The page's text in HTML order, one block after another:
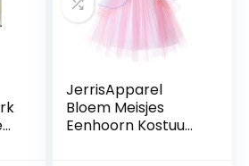
JerrisApparel
Bloem Meisjes
Eenhoorn Kostuum